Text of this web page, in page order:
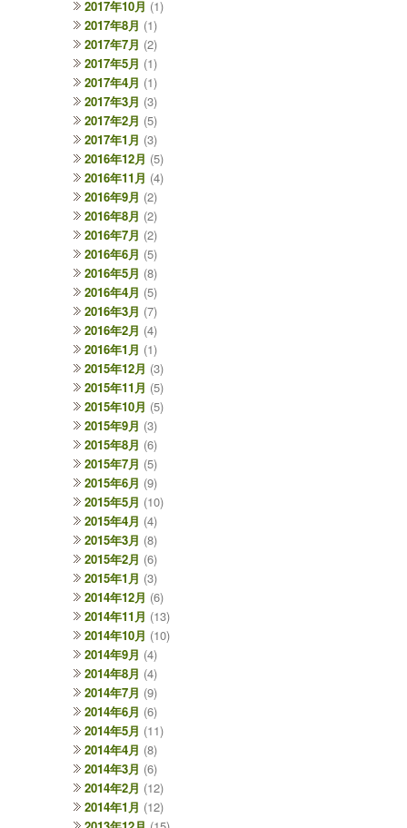
2017年10月 (1)
2017年8月 (1)
2017年7月 (2)
2017年5月 (1)
2017年4月 (1)
2017年3月 (3)
2017年2月 (5)
2017年1月 (3)
2016年12月 (5)
2016年11月 (4)
2016年9月 (2)
2016年8月 (2)
2016年7月 (2)
2016年6月 (5)
2016年5月 (8)
2016年4月 (5)
2016年3月 (7)
2016年2月 (4)
2016年1月 (1)
2015年12月 (3)
2015年11月 (5)
2015年10月 (5)
2015年9月 (3)
2015年8月 (6)
2015年7月 (5)
2015年6月 (9)
2015年5月 (10)
2015年4月 (4)
2015年3月 (8)
2015年2月 (6)
2015年1月 (3)
2014年12月 (6)
2014年11月 (13)
2014年10月 (10)
2014年9月 (4)
2014年8月 (4)
2014年7月 (9)
2014年6月 (6)
2014年5月 (11)
2014年4月 (8)
2014年3月 (6)
2014年2月 (12)
2014年1月 (12)